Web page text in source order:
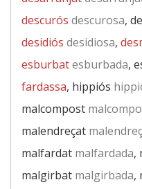
descurós descurosa,
desidiós desidiosa,
esburbatesburbada,
fardassa, hippiós
malcompost
malendreçat
malfardat malfardada,
malgirbat malgirbada,